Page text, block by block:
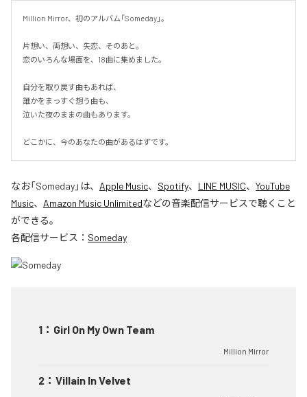
Million Mirror、初のアルバム「Someday」。
片想い、両想い、失恋、そのあと。
恋のいろんな場面を、18曲に集めました。
自分を取り戻す曲もあれば、
誰かをまっすぐ想う曲も、
泣いた夜のままの曲もあります。
どこかに、今のあなたの曲があるはずです。
なお「Someday」は、 Apple Music、 Spotify、 LINE MUSIC、 YouTube
Music、 Amazon Music Unlimitedなどの音楽配信サービスで聴くこと
ができる。
各配信サービス： Someday
1 ： Girl On My Own Team
Million Mirror
2 ： Villain In Velvet